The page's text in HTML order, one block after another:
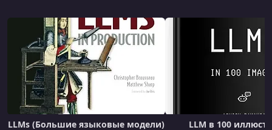
LLMs (Большие языковые модели)
LLM в 100